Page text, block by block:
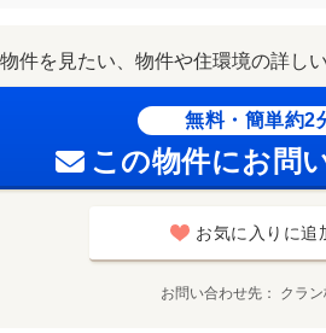
物件を見たい、物件や住環境の詳し
無料・簡単約2
この物件にお問
お気に入りに追
お問い合わせ先 クラ